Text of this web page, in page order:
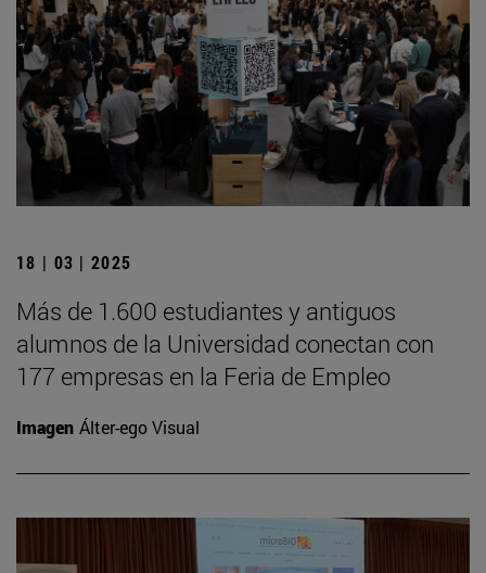
18 | 03 | 2025
Más de 1.600 estudiantes y antiguos
alumnos de la Universidad conectan con
177 empresas en la Feria de Empleo
Imagen Álter-ego Visual